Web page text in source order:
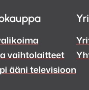
vaihtolaitteet
ääni televisioon